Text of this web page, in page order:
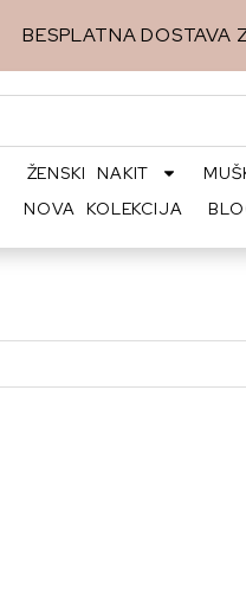
BESPLATNA
ŽENSKI NAKIT
NOVA KOLEKCIJA